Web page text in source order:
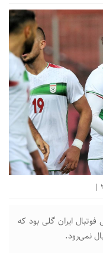
ایران گلی بود که
نمی‌رود.